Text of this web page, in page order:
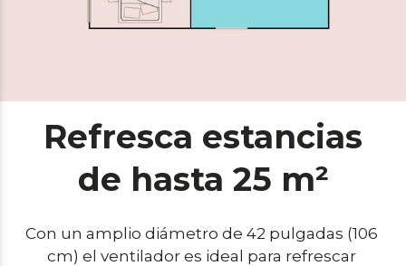
Refresca estancias
de hasta 25 m²
Con un amplio diámetro de 42 pulgadas (106
cm) el ventilador es ideal para refrescar